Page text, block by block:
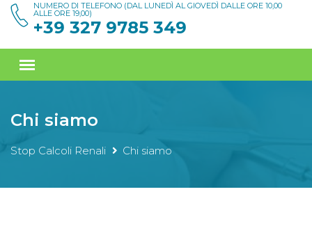
NUMERO DI TELEFONO (DAL LUNEDÌ AL GIOVEDÌ DALLE ORE 10,00
ALLE ORE 19,00)
+39 327 9785 349
Chi siamo
Stop Calcoli Renali Chi siamo